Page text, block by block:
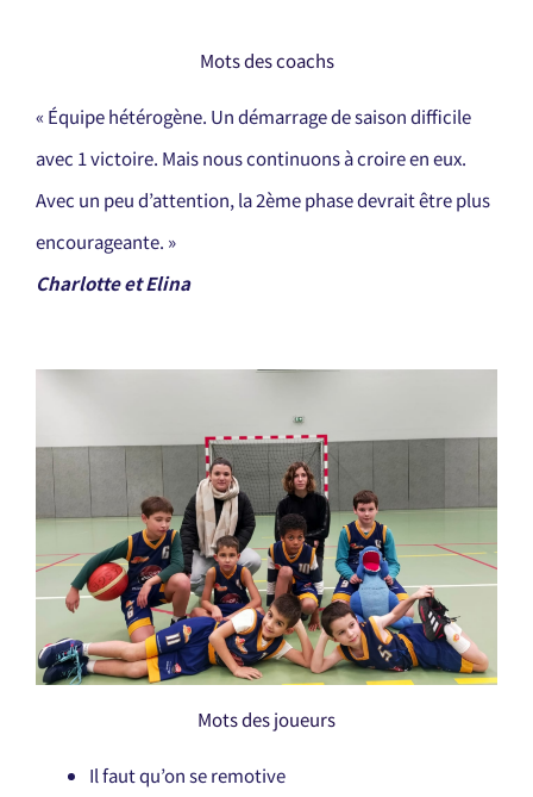
Mots des coachs
« Équipe hétérogène. Un démarrage de saison difficile
avec 1 victoire. Mais nous continuons à croire en eux.
Avec un peu d’attention, la 2ème phase devrait être plus
encourageante. »
Charlotte et Elina
Mots des joueurs
Il faut qu’on se remotive